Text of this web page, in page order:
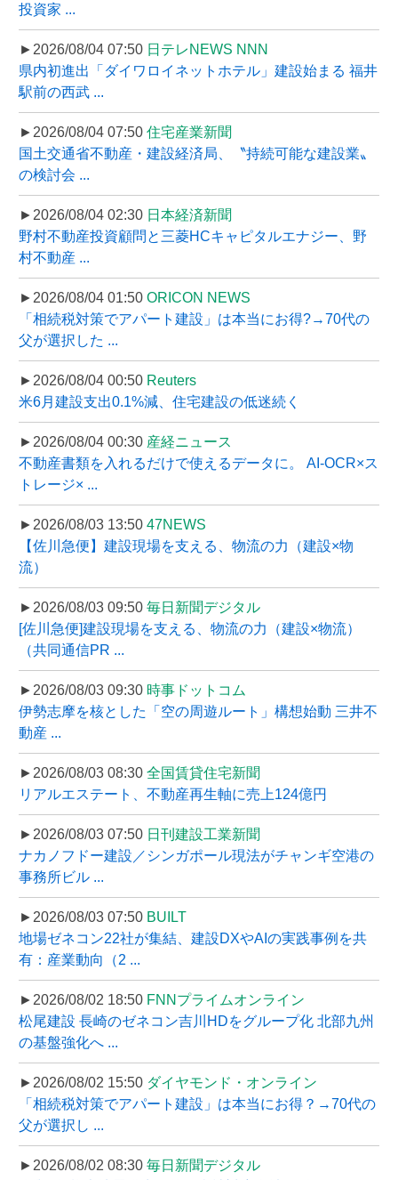
投資家 ...
►2026/08/04 07:50 日テレNEWS NNN
県内初進出「ダイワロイネットホテル」建設始まる 福井
駅前の西武 ...
►2026/08/04 07:50 住宅産業新聞
国土交通省不動産・建設経済局、〝持続可能な建設業〟
の検討会 ...
►2026/08/04 02:30 日本経済新聞
野村不動産投資顧問と三菱HCキャピタルエナジー、野
村不動産 ...
►2026/08/04 01:50 ORICON NEWS
「相続税対策でアパート建設」は本当にお得?→70代の
父が選択した ...
►2026/08/04 00:50 Reuters
米6月建設支出0.1%減、住宅建設の低迷続く
►2026/08/04 00:30 産経ニュース
不動産書類を入れるだけで使えるデータに。 AI-OCR×ス
トレージ× ...
►2026/08/03 13:50 47NEWS
【佐川急便】建設現場を支える、物流の力（建設×物
流）
►2026/08/03 09:50 毎日新聞デジタル
[佐川急便]建設現場を支える、物流の力（建設×物流）
（共同通信PR ...
►2026/08/03 09:30 時事ドットコム
伊勢志摩を核とした「空の周遊ルート」構想始動 三井不
動産 ...
►2026/08/03 08:30 全国賃貸住宅新聞
リアルエステート、不動産再生軸に売上124億円
►2026/08/03 07:50 日刊建設工業新聞
ナカノフドー建設／シンガポール現法がチャンギ空港の
事務所ビル ...
►2026/08/03 07:50 BUILT
地場ゼネコン22社が集結、建設DXやAIの実践事例を共
有：産業動向（2 ...
►2026/08/02 18:50 FNNプライムオンライン
松尾建設 長崎のゼネコン吉川HDをグループ化 北部九州
の基盤強化へ ...
►2026/08/02 15:50 ダイヤモンド・オンライン
「相続税対策でアパート建設」は本当にお得？→70代の
父が選択し ...
►2026/08/02 08:30 毎日新聞デジタル